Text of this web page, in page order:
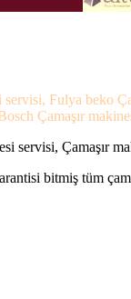
Fulya beko
Çamaşır
servisi, Çamaşır
bitmiş tüm